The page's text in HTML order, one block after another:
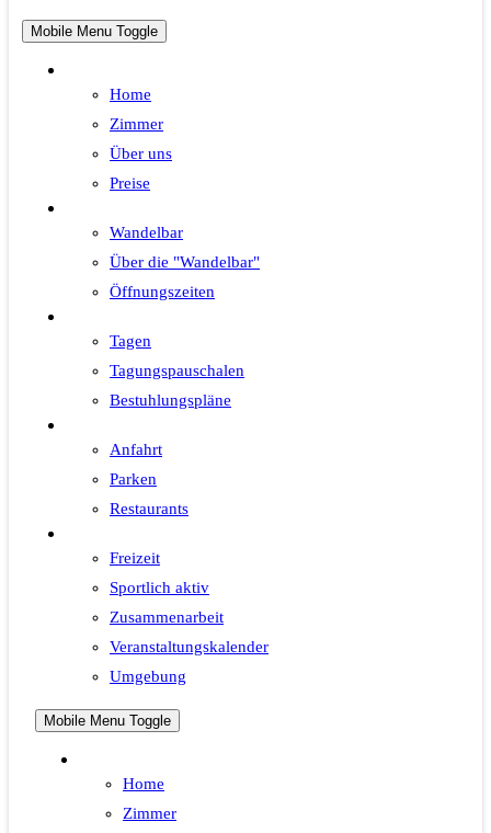
Mobile Menu Toggle
Home
Zimmer
Über uns
Preise
Wandelbar
Über die "Wandelbar"
Öffnungszeiten
Tagen
Tagungspauschalen
Bestuhlungspläne
Anfahrt
Parken
Restaurants
Freizeit
Sportlich aktiv
Zusammenarbeit
Veranstaltungskalender
Umgebung
Mobile Menu Toggle
Home
Zimmer